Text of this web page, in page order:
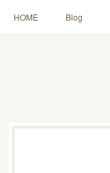
HOME Blog